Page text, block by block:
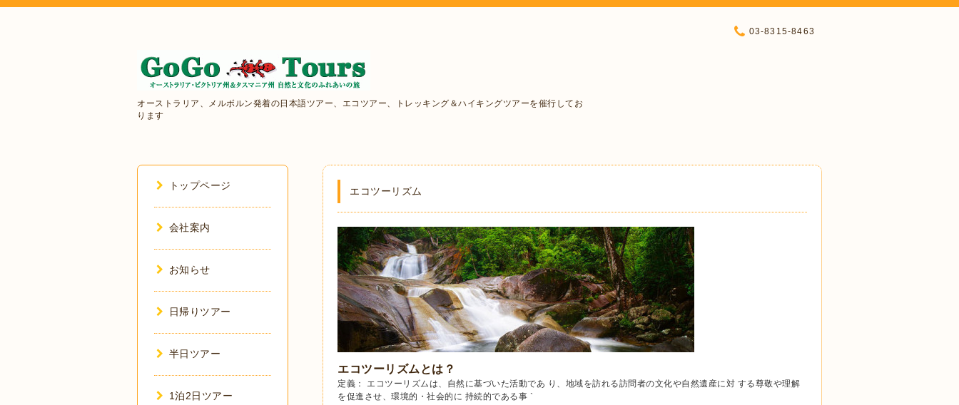
オーストラリア、メルボルン発着の日本語ツアー、エコツアー、トレッキング＆ハイキングツアーを催行してお
ります
03-8315-8463
エコツーリズム
エコツーリズムとは？
定義： エコツーリズムは、自然に基づいた活動であ り、地域を訪れる訪問者の文化や自然遺産に対 する尊敬や理解
を促進させ、環境的・社会的に 持続的である事 `
トップページ
会社案内
お知らせ
日帰りツアー
半日ツアー
1泊2日ツアー